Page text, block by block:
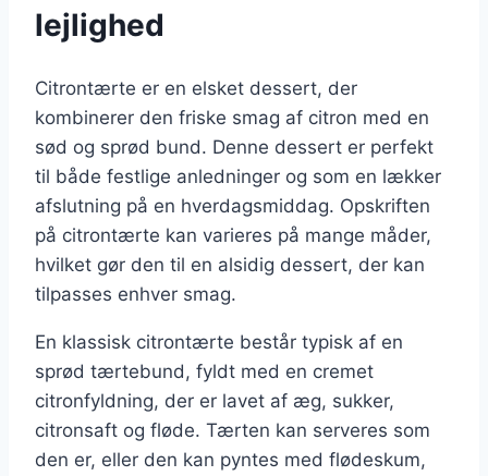
lejlighed
Citrontærte er en elsket dessert, der
kombinerer den friske smag af citron med en
sød og sprød bund. Denne dessert er perfekt
til både festlige anledninger og som en lækker
afslutning på en hverdagsmiddag. Opskriften
på citrontærte kan varieres på mange måder,
hvilket gør den til en alsidig dessert, der kan
tilpasses enhver smag.
En klassisk citrontærte består typisk af en
sprød tærtebund, fyldt med en cremet
citronfyldning, der er lavet af æg, sukker,
citronsaft og fløde. Tærten kan serveres som
den er, eller den kan pyntes med flødeskum,